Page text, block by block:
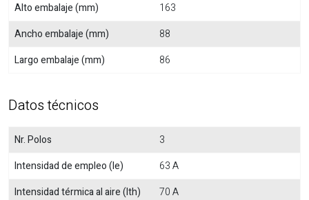
Alto embalaje (mm)
163
Ancho embalaje (mm)
88
Largo embalaje (mm)
86
Datos técnicos
Nr. Polos
3
Intensidad de empleo (Ie)
63 A
Intensidad térmica al aire (Ith)
70 A